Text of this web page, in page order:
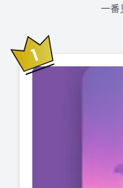
一番
1位